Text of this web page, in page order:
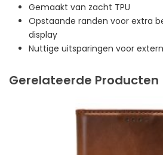
Gemaakt van zacht TPU
Opstaande randen voor extra
display
Nuttige uitsparingen voor
Gerelateerde Producten